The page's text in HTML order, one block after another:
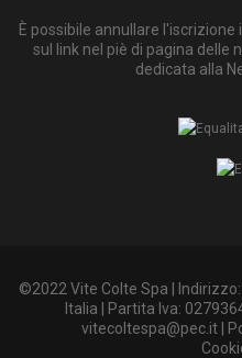
È possibile annullare
sul link nel piè di pagina delle
dedicata alla
©2022 Vite Colte Spa |
Italia | Partita Iva:
vitecoltespa@pec.it |